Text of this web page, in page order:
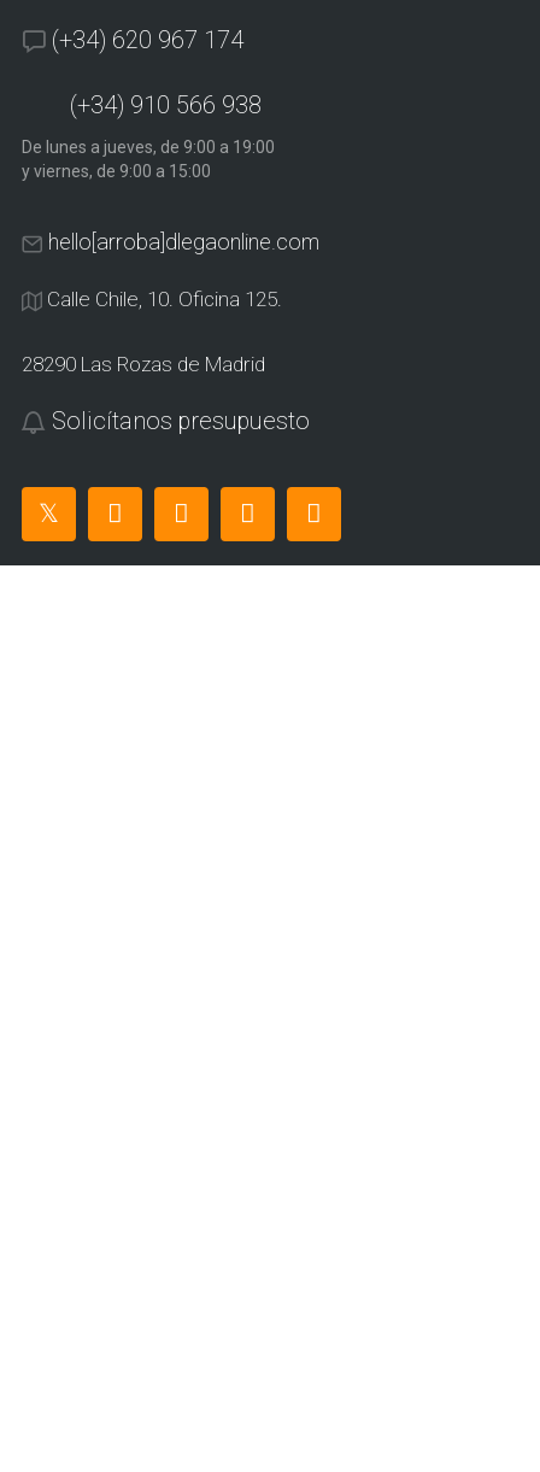
(+34) 620 967 174
(+34) 910 566 938
De lunes a jueves, de 9:00 a 19:00
y viernes, de 9:00 a 15:00
hello[arroba]dlegaonline.com
Calle Chile, 10. Oficina 125.
28290 Las Rozas de Madrid
Solicítanos presupuesto